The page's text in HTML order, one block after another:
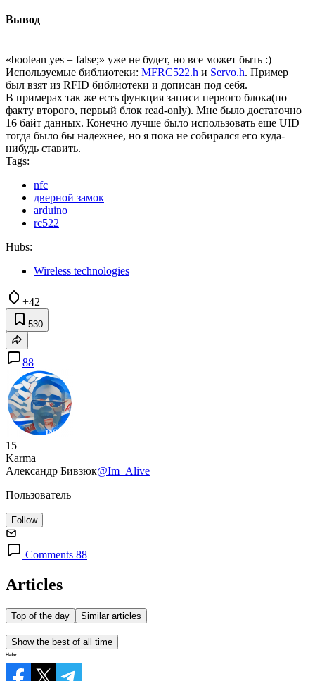
Вывод
«boolean yes = false;» уже не будет, но все может быть :)
Используемые библиотеки: MFRC522.h и Servo.h. Пример
был взят из RFID библиотеки и дописан под себя.
В примерах так же есть функция записи первого блока(по
факту второго, первый блок read-only). Мне было достаточно
16 байт данных. Конечно лучше было использовать еще UID
тогда было бы надежнее, но я пока не собирался его куда-
нибудь ставить.
Tags:
nfc
дверной замок
arduino
rc522
Hubs:
Wireless technologies
+42
530
88
15
Karma
Александр Бивзюк@Im_Alive
Пользователь
Follow
Comments 88
Articles
Top of the day Similar articles
Show the best of all time